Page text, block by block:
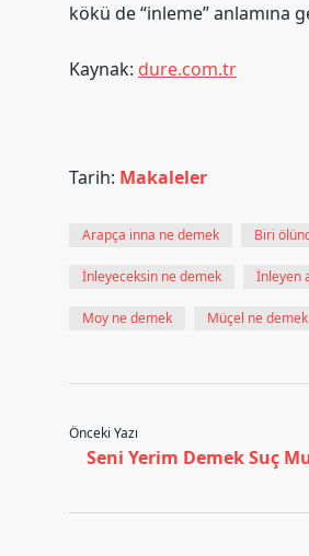
kökü de “inleme” anlamına
Kaynak: dure.com.tr
Tarih: Makaleler
Arapça inna ne demek Biri
İnleyeceksin ne demek İnleyen
Moy ne demek Müçel ne demek
Önceki Yazı
Seni Yerim Demek Suç